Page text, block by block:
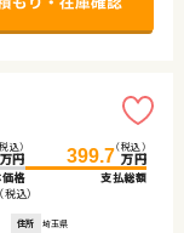
税込）
万円
格
399.7（税込）
万円
支払総額
（税込）
住所
埼玉県